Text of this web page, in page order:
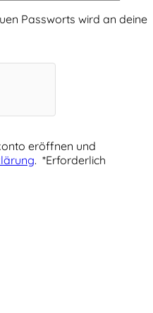
Passworts wird an deine
eröffnen und
. *Erforderlich